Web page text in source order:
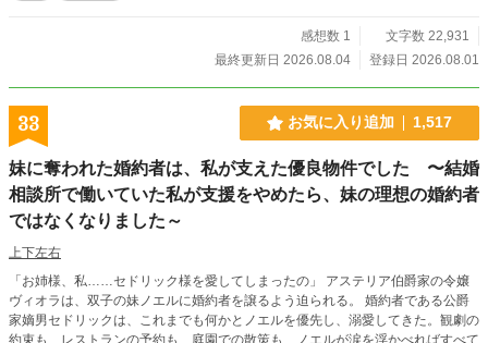
感想数 1
文字数 22,931
最終更新日 2026.08.04
登録日 2026.08.01
33 お気に入り追加 1,517
妹に奪われた婚約者は、私が支えた優良物件でした 〜結婚
相談所で働いていた私が支援をやめたら、妹の理想の婚約者
ではなくなりました～
上下左右
「お姉様、私……セドリック様を愛してしまったの」 アステリア伯爵家の令嬢
ヴィオラは、双子の妹ノエルに婚約者を譲るよう迫られる。 婚約者である公爵
家嫡男セドリックは、これまでも何かとノエルを優先し、溺愛してきた。観劇の
約束も、レストランの予約も、庭園での散策も、ノエルが涙を浮かべればすべて